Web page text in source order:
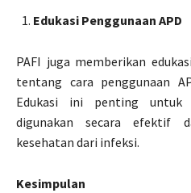
Edukasi Penggunaan APD
PAFI juga memberikan
tentang cara penggunaan
Edukasi ini penting untuk
digunakan secara efektif
kesehatan dari infeksi.
Kesimpulan